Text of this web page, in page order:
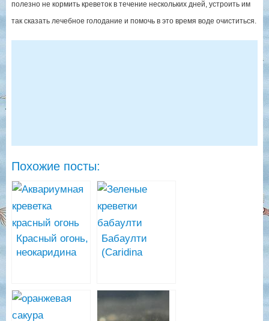
полезно не кормить креветок в течение нескольких дней, устроить им
так сказать лечебное голодание и помочь в это время воде очиститься.
Похожие посты:
Красный огонь,
неокаридина
Fire Red)
Бабаулти
(Caridina
креветки